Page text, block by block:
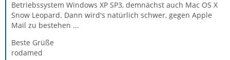
Betriebssystem Windows XP SP3, demnächst auch Mac OS X
Snow Leopard. Dann wird's natürlich schwer, gegen Apple
Mail zu bestehen ...
Beste Grüße
rodamed